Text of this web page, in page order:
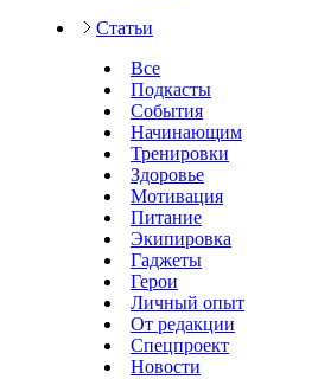
Статьи
Все
Подкасты
События
Начинающим
Тренировки
Здоровье
Мотивация
Питание
Экипировка
Гаджеты
Герои
Личный опыт
От редакции
Спецпроект
Новости